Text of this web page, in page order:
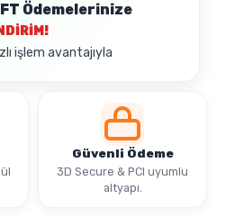
Ödemelerinize
işlem avantajıyla
Güvenli Ödeme
3D Secure & PCI uyumlu
altyapı.